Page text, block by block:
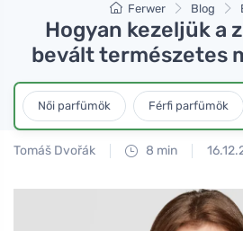
Ferwer Blog
Hogyan kezeljük a
bevált természetes
Női parfümök Férfi parfümök
Tomáš Dvořák 8 min